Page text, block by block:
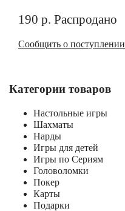
190 р. Распродано
Сообщить о поступлении
Категории товаров
Настольные игры
Шахматы
Нарды
Игры для детей
Игры по Сериям
Головоломки
Покер
Карты
Подарки